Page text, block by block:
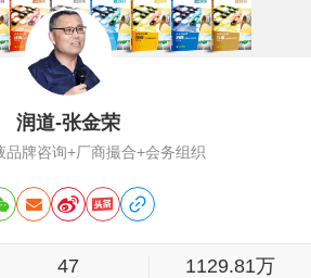
润道-张金荣
品牌咨询+厂商撮合+会务组织
47 1129.81万